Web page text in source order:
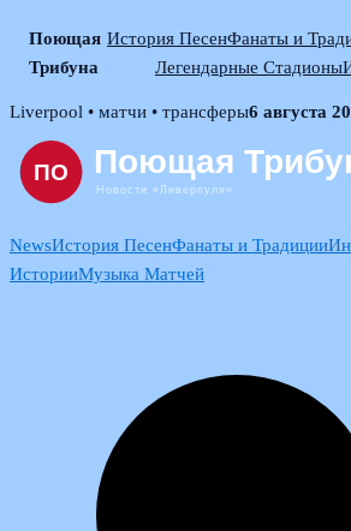
Поющая
Трибуна
История ПесенФанаты и
Легендарные Стадионы
Skip
content
Liverpool • матчи • трансферы6 августа
NewsИстория ПесенФанаты и Традиции
ИсторииМузыка Матчей